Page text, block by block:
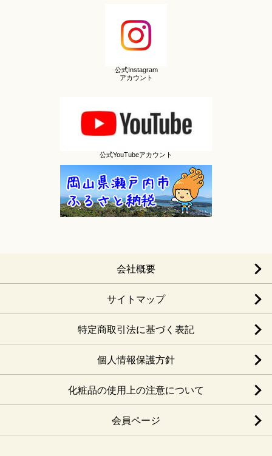
公式Instagram
アカウント
公式YouTubeアカウント
会社概要
サイトマップ
特定商取引法に基づく表記
個人情報保護方針
化粧品の使用上の注意について
会員ページ